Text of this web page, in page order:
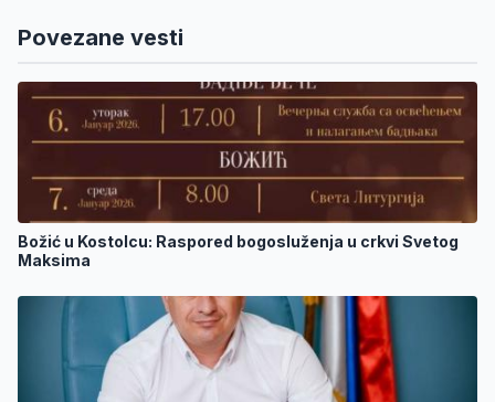
Povezane vesti
Božić u Kostolcu: Raspored bogosluženja u crkvi Svetog
Maksima